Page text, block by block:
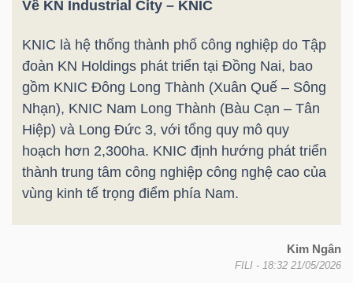
Về KN Industrial City – KNIC
KNIC là hệ thống thành phố công nghiệp do Tập
đoàn KN Holdings phát triển tại Đồng Nai, bao
gồm KNIC Đông Long Thành (Xuân Quế – Sông
Nhạn), KNIC Nam Long Thành (Bàu Cạn – Tân
Hiệp) và Long Đức 3, với tổng quy mô quy
hoạch hơn 2,300ha. KNIC định hướng phát triển
thành trung tâm công nghiệp công nghệ cao của
vùng kinh tế trọng điểm phía Nam.
Kim Ngân
FILI - 18:32 21/05/2026
TIỆN
ÍCH